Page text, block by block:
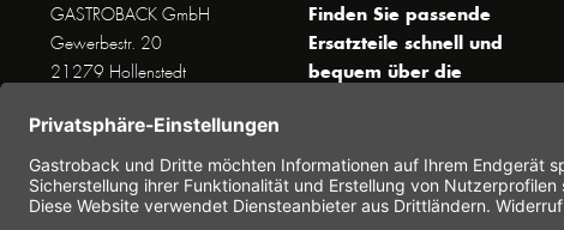
GASTROBACK GmbH
Gewerbestr. 20
21279 Hollenstedt
Finden Sie passende
Ersatzteile schnell und
bequem über die
erreichen Sie telefonisch
Dienstags bis Donnerstags von
10 bis 16 Uhr (außer an